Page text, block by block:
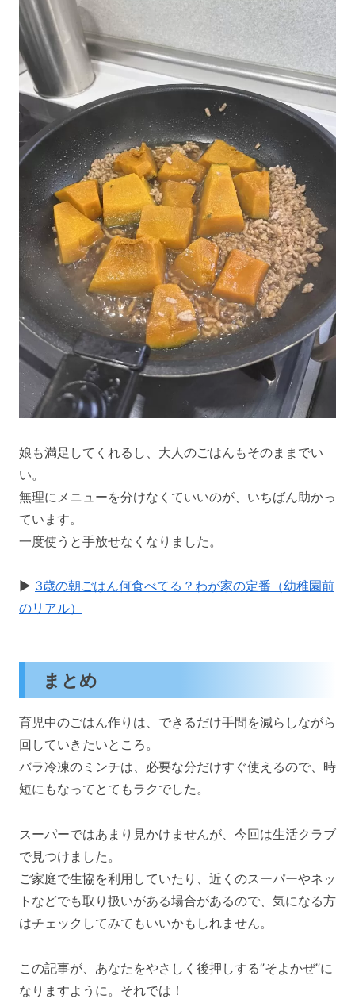
娘も満足してくれるし、大人のごはんもそのままでい
い。
無理にメニューを分けなくていいのが、いちばん助かっ
ています。
一度使うと手放せなくなりました。
▶ 3歳の朝ごはん何食べてる？わが家の定番（幼稚園前
のリアル）
まとめ
育児中のごはん作りは、できるだけ手間を減らしながら
回していきたいところ。
バラ冷凍のミンチは、必要な分だけすぐ使えるので、時
短にもなってとてもラクでした。
スーパーではあまり見かけませんが、今回は生活クラブ
で見つけました。
ご家庭で生協を利用していたり、近くのスーパーやネッ
トなどでも取り扱いがある場合があるので、気になる方
はチェックしてみてもいいかもしれません。
この記事が、あなたをやさしく後押しする”そよかぜ”に
なりますように。それでは！